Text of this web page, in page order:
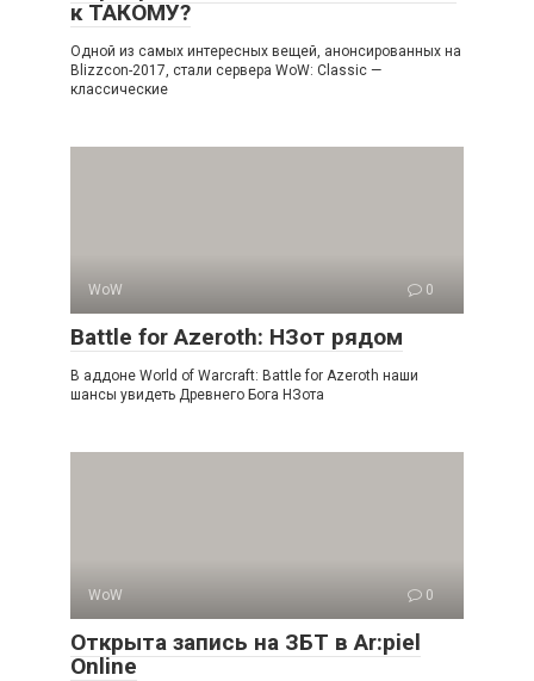
к ТАКОМУ?
Одной из самых интересных вещей, анонсированных на
Blizzcon-2017, стали сервера WoW: Classic —
классические
WoW 0
Battle for Azeroth: НЗот рядом
В аддоне World of Warcraft: Battle for Azeroth наши
шансы увидеть Древнего Бога НЗота
WoW 0
Открыта запись на ЗБТ в Ar:piel
Online